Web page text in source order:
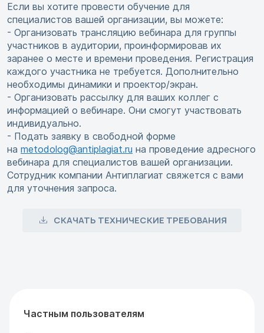
Если вы хотите провести обучение для
специалистов вашей организации, вы можете:
- Организовать трансляцию вебинара для группы
участников в аудитории, проинформировав их
заранее о месте и времени проведения. Регистрация
каждого участника не требуется. Дополнительно
необходимы динамики и проектор/экран.
- Организовать рассылку для ваших коллег с
информацией о вебинаре. Они смогут участвовать
индивидуально.
- Подать заявку в свободной форме
на metodolog@antiplagiat.ru на проведение адресного
вебинара для специалистов вашей организации.
Сотрудник компании Антиплагиат свяжется с вами
для уточнения запроса.
СКАЧАТЬ ТЕХНИЧЕСКИЕ ТРЕБОВАНИЯ
Частным пользователям